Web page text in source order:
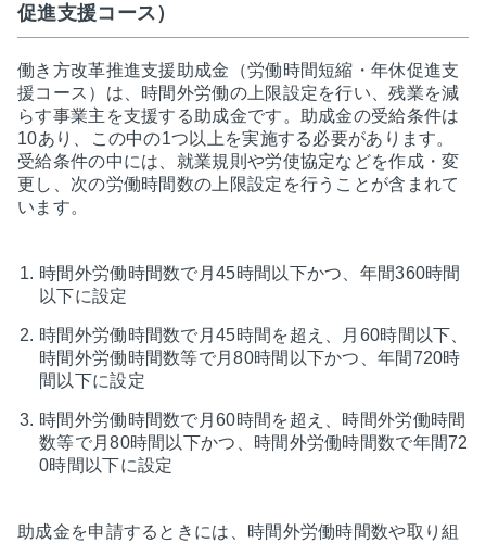
促進支援コース）
働き方改革推進支援助成金（労働時間短縮・年休促進支
援コース）は、時間外労働の上限設定を行い、残業を減
らす事業主を支援する助成金です。助成金の受給条件は
10あり、この中の1つ以上を実施する必要があります。
受給条件の中には、就業規則や労使協定などを作成・変
更し、次の労働時間数の上限設定を行うことが含まれて
います。
時間外労働時間数で月45時間以下かつ、年間360時間
以下に設定
時間外労働時間数で月45時間を超え、月60時間以下、
時間外労働時間数等で月80時間以下かつ、年間720時
間以下に設定
時間外労働時間数で月60時間を超え、時間外労働時間
数等で月80時間以下かつ、時間外労働時間数で年間72
0時間以下に設定
助成金を申請するときには、時間外労働時間数や取り組